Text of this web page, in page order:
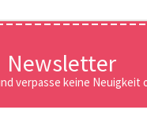
Newsletter
verpasse keine Neuigkeit